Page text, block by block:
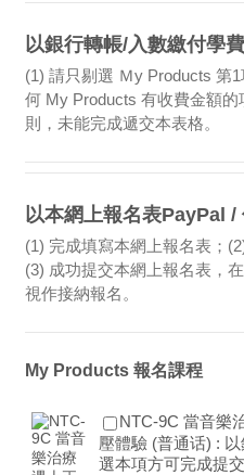
以銀行轉帳/入數繳付學
(1) 請只剔選 Ｍy Products 第
何 My Products 有收費金額
則，未能完成遞交本表格。
以本網上報名表PayPal
(1) 完成填寫本網上報名表；
(3) 成功提交本網上報名表，
視作接納報名。
My Products 報名課程
NTC-9C 當音樂
壓體驗 (普通话) :
選本項方可完成提